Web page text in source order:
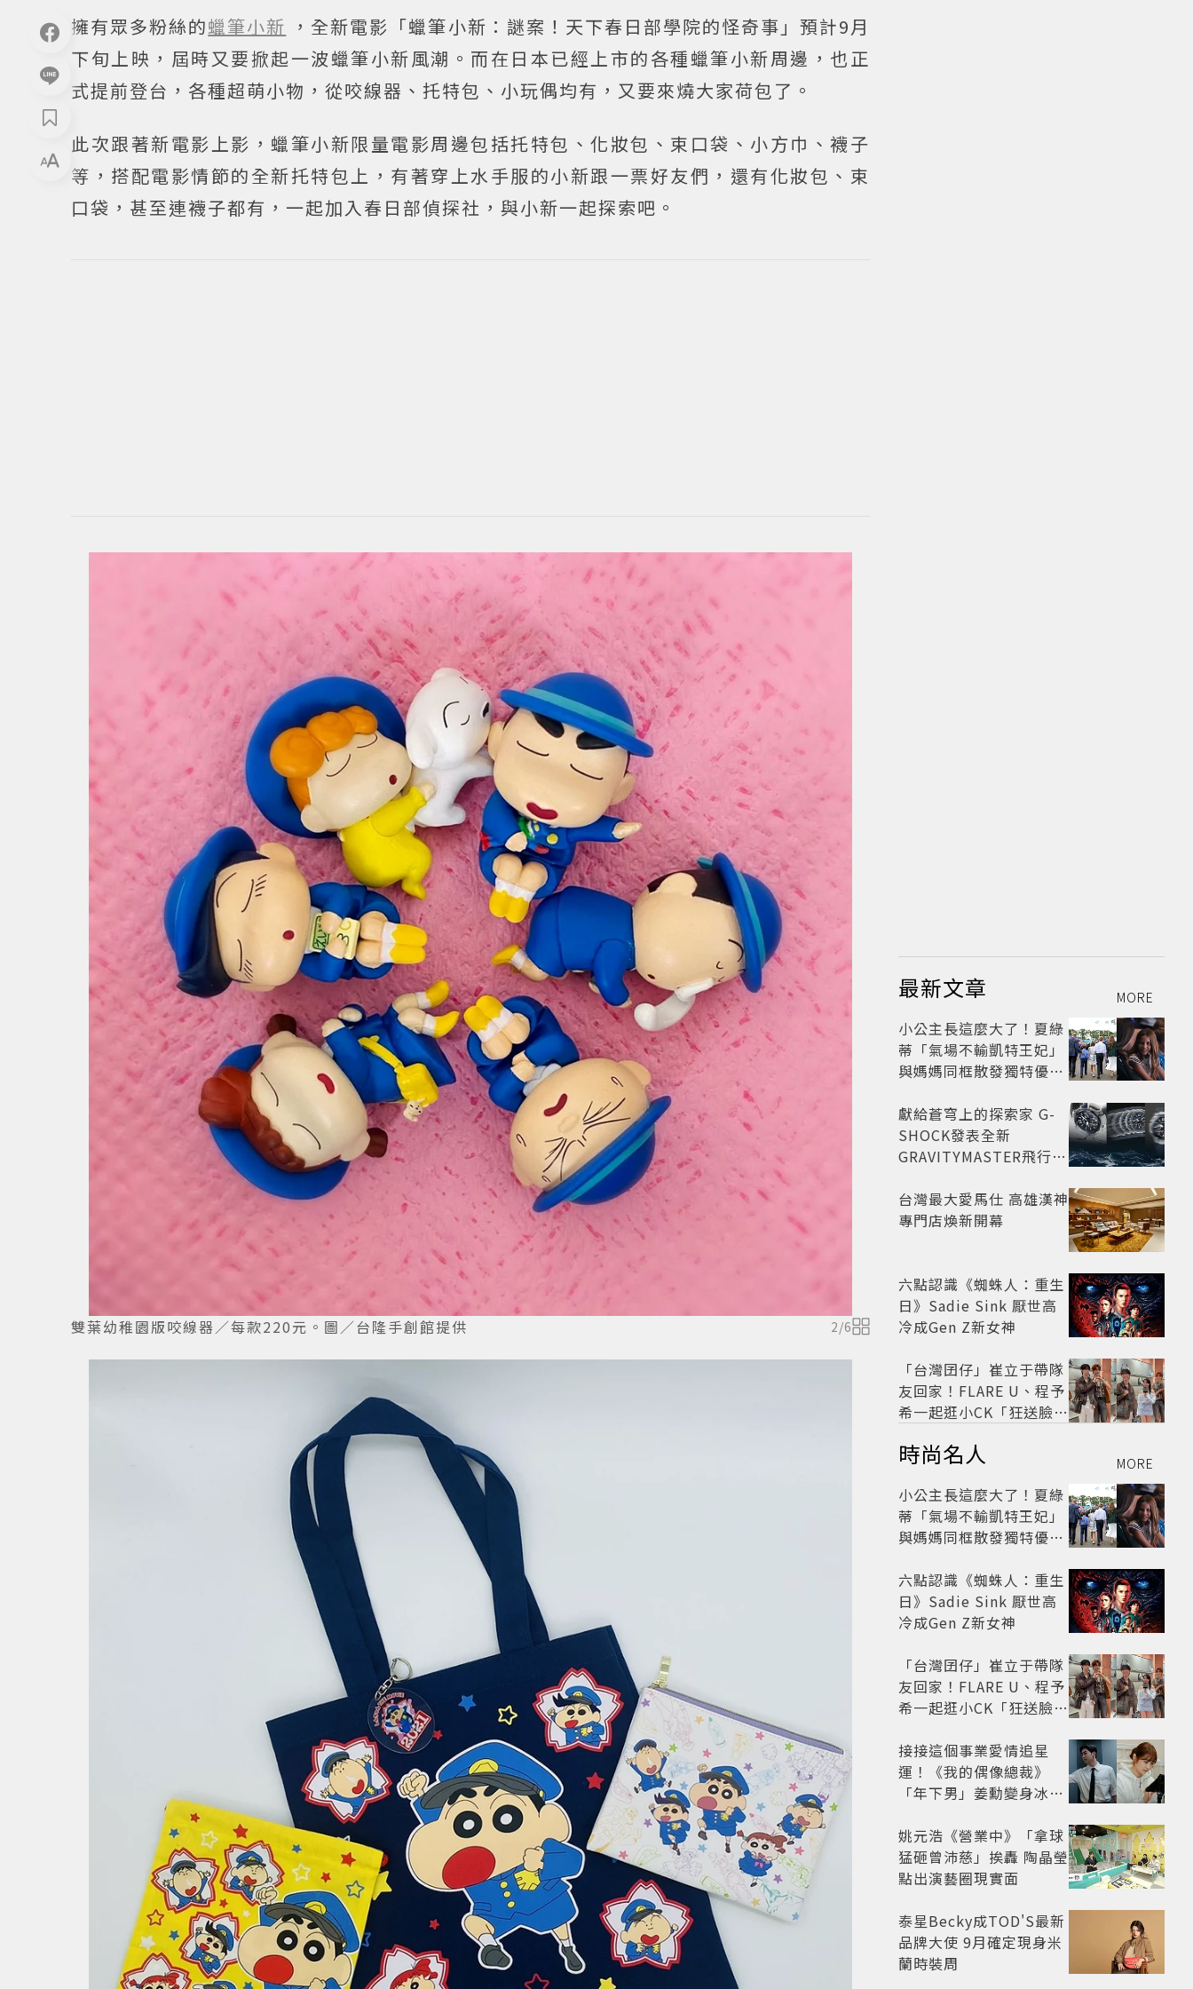
擁有眾多粉絲的蠟筆小新 ，全新電影「蠟筆小新：謎案！天下春日部學院的怪奇事」預計9月
下旬上映，屆時又要掀起一波蠟筆小新風潮。而在日本已經上市的各種蠟筆小新周邊，也正
式提前登台，各種超萌小物，從咬線器、托特包、小玩偶均有，又要來燒大家荷包了。
此次跟著新電影上影，蠟筆小新限量電影周邊包括托特包、化妝包、束口袋、小方巾、襪子
等，搭配電影情節的全新托特包上，有著穿上水手服的小新跟一票好友們，還有化妝包、束
口袋，甚至連襪子都有，一起加入春日部偵探社，與小新一起探索吧。
雙葉幼稚園版咬線器／每款220元。圖／台隆手創館提供 2/6
最新文章 MORE
小公主長這麼大了！夏綠
蒂「氣場不輸凱特王妃」
與媽媽同框散發獨特優雅
獻給蒼穹上的探索家 G-
SHOCK發表全新
GRAVITYMASTER飛行表
台灣最大愛馬仕 高雄漢神
專門店煥新開幕
六點認識《蜘蛛人：重生
日》Sadie Sink 厭世高
冷成Gen Z新女神
「台灣囝仔」崔立于帶隊
友回家！FLARE U、程予
希一起逛小CK「狂送臉頰
站私藏必逛名單
時尚名人 MORE
小公主長這麼大了！夏綠
蒂「氣場不輸凱特王妃」
與媽媽同框散發獨特優雅
六點認識《蜘蛛人：重生
日》Sadie Sink 厭世高
冷成Gen Z新女神
「台灣囝仔」崔立于帶隊
友回家！FLARE U、程予
希一起逛小CK「狂送臉頰
站私藏必逛名單
接接這個事業愛情追星
運！《我的偶像總裁》
「年下男」姜勳變身冰山
遇愛情
姚元浩《營業中》「拿球
猛砸曾沛慈」挨轟 陶晶瑩
點出演藝圈現實面
泰星Becky成TOD'S最新
品牌大使 9月確定現身米
蘭時裝周